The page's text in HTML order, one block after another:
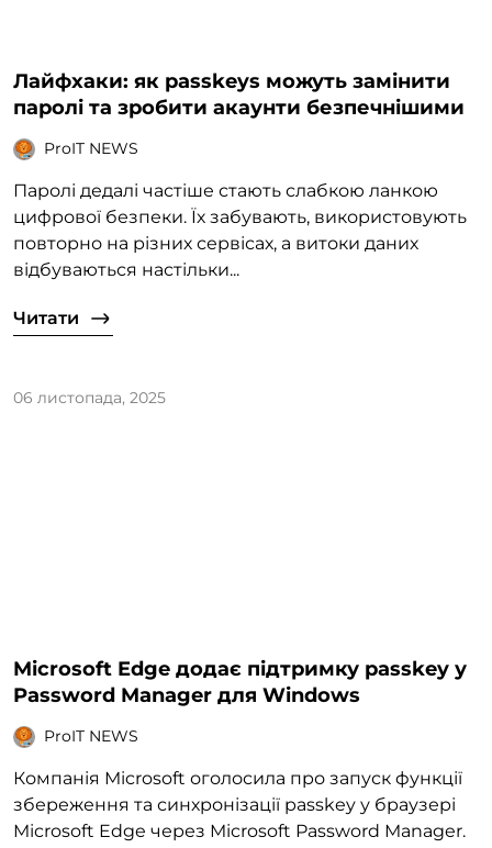
Лайфхаки: як passkeys можуть замінити
паролі та зробити акаунти безпечнішими
ProIT NEWS
Паролі дедалі частіше стають слабкою ланкою
цифрової безпеки. Їх забувають, використовують
повторно на різних сервісах, а витоки даних
відбуваються настільки...
Читати
06 листопада, 2025
Microsoft Edge додає підтримку passkey у
Password Manager для Windows
ProIT NEWS
Компанія Microsoft оголосила про запуск функції
збереження та синхронізації passkey у браузері
Microsoft Edge через Microsoft Password Manager.